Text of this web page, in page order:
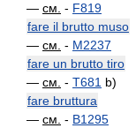
— см. - F819
fare il brutto muso
— см. - M2237
fare un brutto tiro
— см. - T681 b)
fare bruttura
— см. - B1295